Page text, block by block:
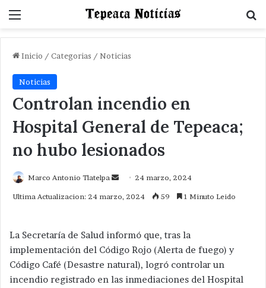
Menu
Inicio / Categorias / Noticias
Noticias
Controlan incendio en
Hospital General de Tepeaca;
no hubo lesionados
Marco Antonio Tlatelpa
Send 24 marzo, 2024
Ultima Actualizacion: 24 marzo, 2024 59 1 Minuto Leido
La Secretaría de Salud informó que, tras la
implementación del Código Rojo (Alerta de fuego) y
Código Café (Desastre natural), logró controlar un
incendio registrado en las inmediaciones del Hospital